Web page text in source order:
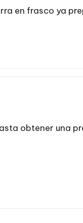
en frasco ya
obtener una